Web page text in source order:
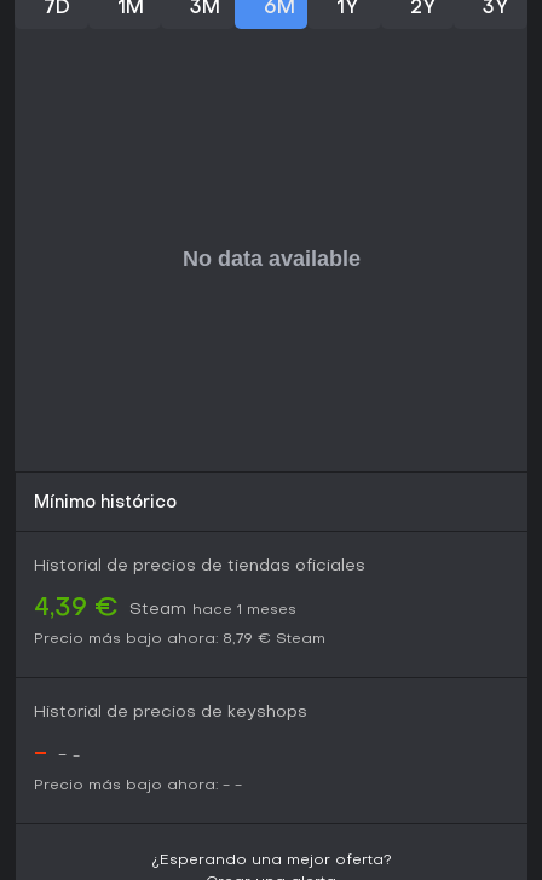
7D 1M 3M 6M 1Y 2Y 3Y
Mínimo histórico
Historial de precios de tiendas oficiales
4,39 € Steam
hace 1 meses
Precio más bajo ahora: 8,79 € Steam
Historial de precios de keyshops
- - -
Precio más bajo ahora: - -
¿Esperando una mejor oferta?